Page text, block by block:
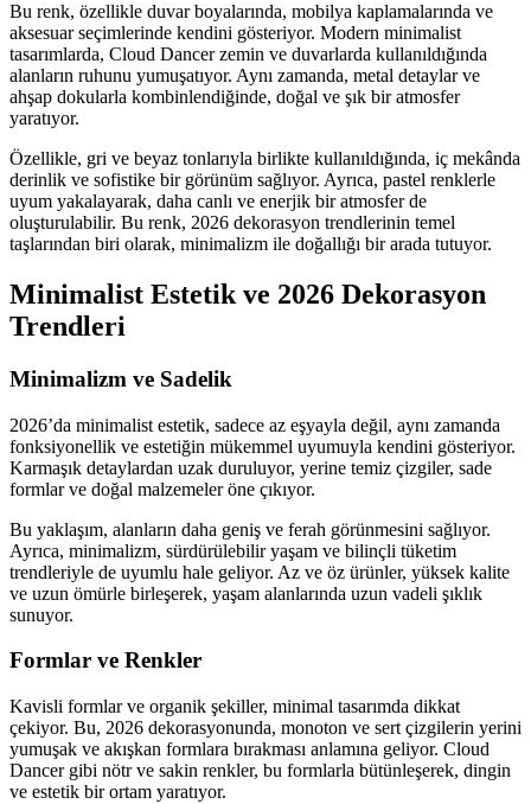
Bu renk, özellikle duvar boyalarında, mobilya kaplamalarında ve
aksesuar seçimlerinde kendini gösteriyor. Modern minimalist
tasarımlarda, Cloud Dancer zemin ve duvarlarda kullanıldığında
alanların ruhunu yumuşatıyor. Aynı zamanda, metal detaylar ve
ahşap dokularla kombinlendiğinde, doğal ve şık bir atmosfer
yaratıyor.
Özellikle, gri ve beyaz tonlarıyla birlikte kullanıldığında, iç mekânda
derinlik ve sofistike bir görünüm sağlıyor. Ayrıca, pastel renklerle
uyum yakalayarak, daha canlı ve enerjik bir atmosfer de
oluşturulabilir. Bu renk, 2026 dekorasyon trendlerinin temel
taşlarından biri olarak, minimalizm ile doğallığı bir arada tutuyor.
Minimalist Estetik ve 2026 Dekorasyon
Trendleri
Minimalizm ve Sadelik
2026’da minimalist estetik, sadece az eşyayla değil, aynı zamanda
fonksiyonellik ve estetiğin mükemmel uyumuyla kendini gösteriyor.
Karmaşık detaylardan uzak duruluyor, yerine temiz çizgiler, sade
formlar ve doğal malzemeler öne çıkıyor.
Bu yaklaşım, alanların daha geniş ve ferah görünmesini sağlıyor.
Ayrıca, minimalizm, sürdürülebilir yaşam ve bilinçli tüketim
trendleriyle de uyumlu hale geliyor. Az ve öz ürünler, yüksek kalite
ve uzun ömürle birleşerek, yaşam alanlarında uzun vadeli şıklık
sunuyor.
Formlar ve Renkler
Kavisli formlar ve organik şekiller, minimal tasarımda dikkat
çekiyor. Bu, 2026 dekorasyonunda, monoton ve sert çizgilerin yerini
yumuşak ve akışkan formlara bırakması anlamına geliyor. Cloud
Dancer gibi nötr ve sakin renkler, bu formlarla bütünleşerek, dingin
ve estetik bir ortam yaratıyor.